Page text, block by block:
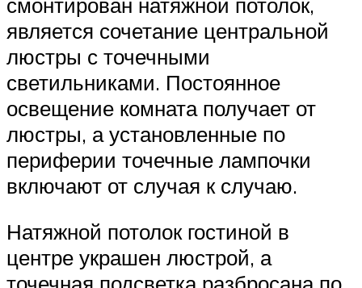
является сочетание центральной
люстры с точечными
светильниками. Постоянное
освещение комната получает от
люстры, а установленные по
периферии точечные лампочки
включают от случая к случаю.
Натяжной потолок гостиной в
центре украшен люстрой, а